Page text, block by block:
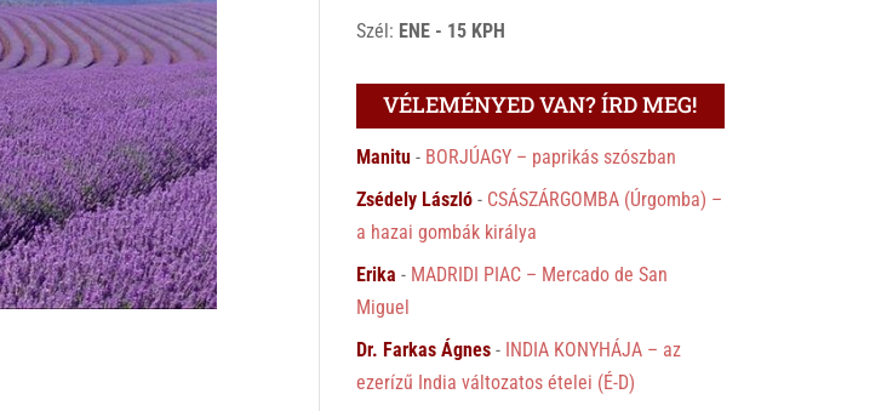
Szél: ENE - 15 KPH
VÉLEMÉNYED VAN? ÍRD MEG!
Manitu - BORJÚAGY – paprikás szószban
Zsédely László - CSÁSZÁRGOMBA (Úrgomba) –
a hazai gombák királya
Erika - MADRIDI PIAC – Mercado de San
Miguel
Dr. Farkas Ágnes - INDIA KONYHÁJA – az
ezerízű India változatos ételei (É-D)